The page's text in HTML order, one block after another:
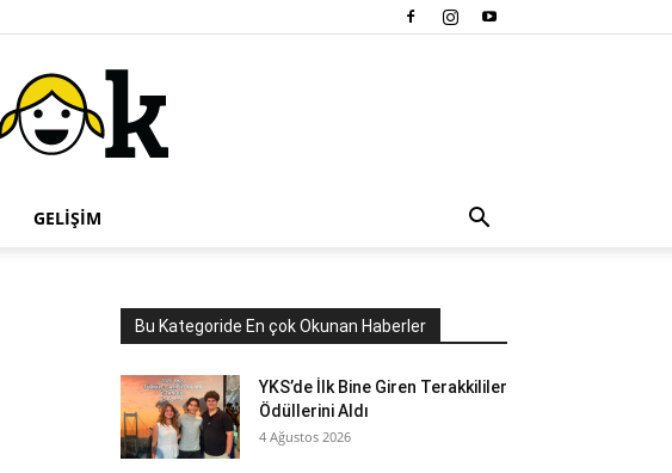
GELIŞIM
Bu Kategoride En çok Okunan Haberler
YKS’de İlk Bine Giren Terakkililer
Ödüllerini Aldı
4 Ağustos 2026